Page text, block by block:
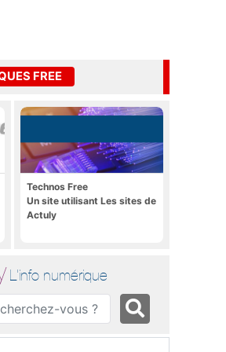
FREE
Technos Free
Un site utilisant Les sites de
Actuly
L'info numérique